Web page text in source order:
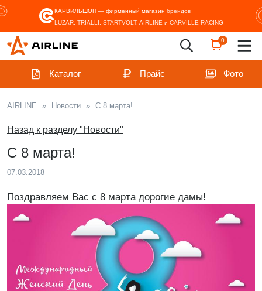
КАРВИЛЬШОП — фирменный магазин брендов
LUZAR, TRIALLI, STARTVOLT, AIRLINE и CARVILLE RACING
0
Каталог Прайс Фото
AIRLINE » Новости » С 8 марта!
Назад к разделу "Новости"
С 8 марта!
07.03.2018
Поздравляем Вас с 8 марта дорогие дамы!